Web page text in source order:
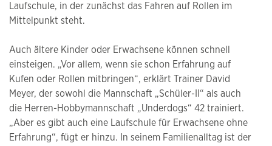
Laufschule, in der zunächst das Fahren auf Rollen im
Mittelpunkt steht.
Auch ältere Kinder oder Erwachsene können schnell
einsteigen. „Vor allem, wenn sie schon Erfahrung auf
Kufen oder Rollen mitbringen“, erklärt Trainer David
Meyer, der sowohl die Mannschaft „Schüler-II“ als auch
die Herren-Hobbymannschaft „Underdogs“ 42 trainiert.
„Aber es gibt auch eine Laufschule für Erwachsene ohne
Erfahrung“, fügt er hinzu. In seinem Familienalltag ist der